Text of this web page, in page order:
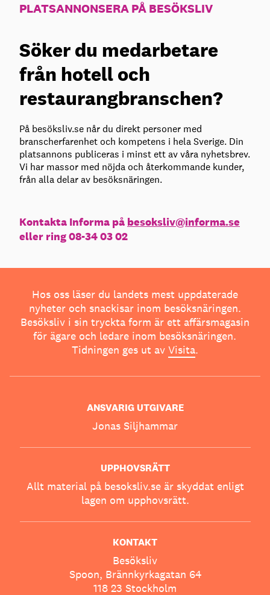
PLATSANNONSERA PÅ BESÖKSLIV
Söker du medarbetare
från hotell och
restaurangbranschen?
På besöksliv.se når du direkt personer med
branscherfarenhet och kompetens i hela Sverige. Din
platsannons publiceras i minst ett av våra nyhetsbrev.
Vi har massor med nöjda och återkommande kunder,
från alla delar av besöksnäringen.
Kontakta Informa på besoksliv@informa.se
eller ring 08-34 03 02
Hos oss läser du landets mest uppdaterade
nyheter och snackisar inom besöksnäringen.
Besöksliv i sin tryckta form är ett affärsmagasin
för ägare och ledare inom besöksnäringen.
Tidningen ges ut av Visita.
ANSVARIG UTGIVARE
Jonas Siljhammar
UPPHOVSRÄTT
Allt material på besoksliv.se är skyddat enligt
lagen om upphovsrätt.
KONTAKT
Besöksliv
Spoon, Brännkyrkagatan 64
118 23 Stockholm